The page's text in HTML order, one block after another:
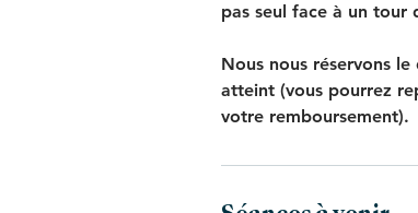
pas seul face à un tour
Nous nous réservons
atteint (vous pourrez
votre remboursement).